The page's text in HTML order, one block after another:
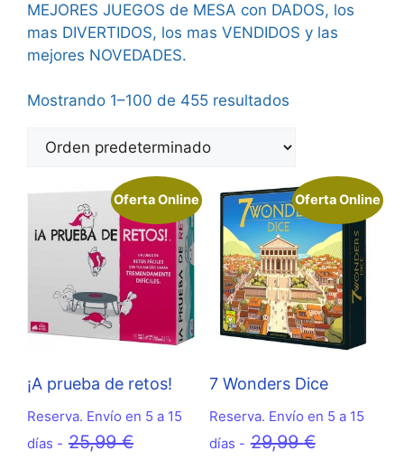
MEJORES JUEGOS de MESA con DADOS, los
mas DIVERTIDOS, los mas VENDIDOS y las
mejores NOVEDADES.
Mostrando 1–100 de 455 resultados
Oferta Online
¡A prueba de retos!
Reserva. Envío en 5 a 15
días - 25,99€El
Oferta Online
7 Wonders Dice
Reserva. Envío en 5 a 15
días - 29,99€El